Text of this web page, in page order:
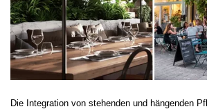
Die Integration von stehenden und hängenden